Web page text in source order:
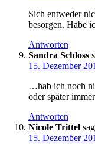
Sich entweder
besorgen. Habe
Antworten
Sandra Schloss
15. Dezember
…hab ich noch
oder später
Antworten
Nicole Trittel
15. Dezember